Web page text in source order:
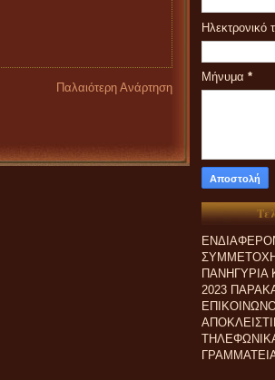
Παλαιότερη Ανάρτηση
Ηλεκτρονικό
Μήνυμα *
ΟΙ
ΣΥΜΜΕΤΟΧΗ
ΠΑΝΗΓΥΡΙΑ
2023